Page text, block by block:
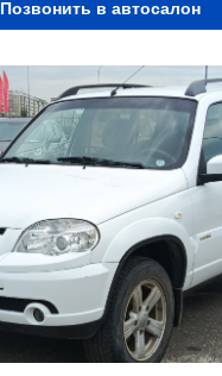
Позвонить в автосалон